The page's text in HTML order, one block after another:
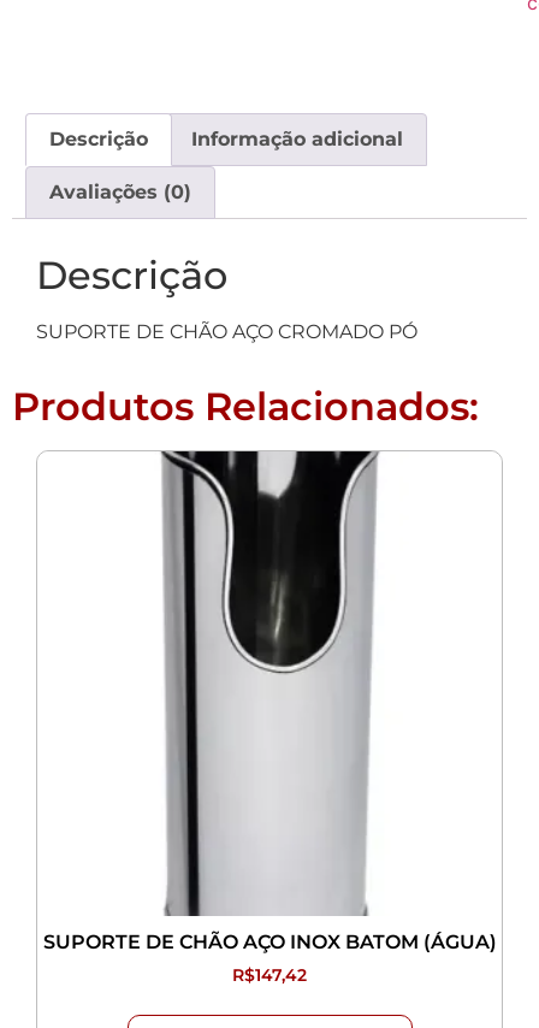
Descrição Informação adicional
Avaliações (0)
Descrição
SUPORTE DE CHÃO AÇO CROMADO PÓ
Produtos Relacionados:
SUPORTE DE CHÃO AÇO INOX BATOM (ÁGUA)
R$147,42